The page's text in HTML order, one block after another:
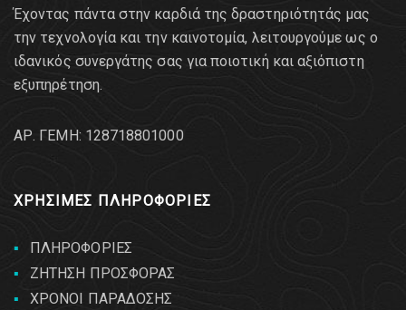
Έχοντας πάντα στην καρδιά της δραστηριότητάς μας
την τεχνολογία και την καινοτομία, λειτουργούμε ως ο
ιδανικός συνεργάτης σας για ποιοτική και αξιόπιστη
εξυπηρέτηση.
AΡ. ΓΕΜΗ: 128718801000
ΧΡΗΣΙΜΕΣ ΠΛΗΡΟΦΟΡΙΕΣ
ΠΛΗΡΟΦΟΡΙΕΣ
ΖΗΤΗΣΗ ΠΡΟΣΦΟΡΑΣ
ΧΡΟΝΟΙ ΠΑΡΑΔΟΣΗΣ